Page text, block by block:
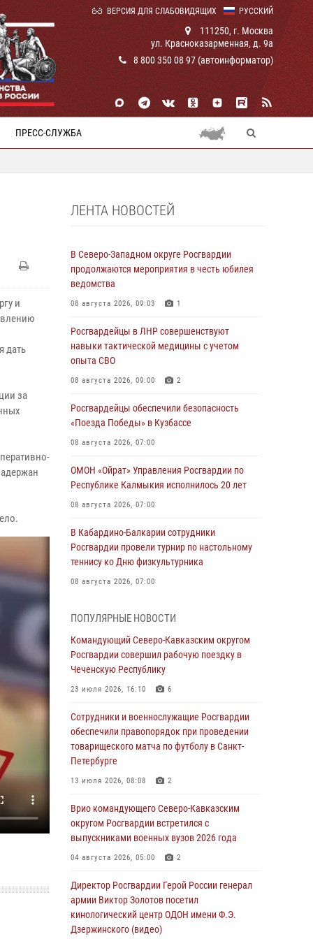
РУССКИЙ
ВЕРСИЯ ДЛЯ СЛАБОВИДЯЩИХ
111250, г. Москва
ул. Красноказарменная, д. 9а
8 800 350 08 97 (автоинформатор)
ПРЕСС-СЛУЖБА
и
дать
за
ЛЕНТА НОВОСТЕЙ
В Северо-Западном округе Росгвардии
продолжаются мероприятия в честь юбилея
ведомства
08 августа 2026, 09:03 1
Росгвардейцы в ЛНР совершенствуют
навыки тактической медицины с учетом
опыта СВО
08 августа 2026, 09:00 2
Росгвардейцы обеспечили безопасность
«Поезда Победы» в Кузбассе
08 августа 2026, 07:00
ОМОН «Ойрат» Управления Росгвардии по
Республике Калмыкия исполнилось 20 лет
08 августа 2026, 07:00
В Кабардино-Балкарии сотрудники
Росгвардии провели турнир по настольному
теннису ко Дню физкультурника
08 августа 2026, 07:00
Росгвардии встретились с участником
патриотического проекта «Дорогой
Ломоносова — дорогой к Победе в СВО»
(видео)
08 августа 2026, 07:00
В Москве росгвардейцы оказали помощь
медикам и девушке с ограниченными
возможностями здоровья (видео)
08 августа 2026, 06:32
память товарища на тактическом турнире
(видео)
08 августа 2026, 06:15 9 1
Росгвардии отметили турнирами, мастер-
классами и легкоатлетическими забегами
08 августа 2026, 06:03 9
ПОПУЛЯРНЫЕ НОВОСТИ
Командующий Северо-Кавказским округом
Росгвардии совершил рабочую поездку в
Чеченскую Республику
23 июля 2026, 16:10 6
Сотрудники и военнослужащие Росгвардии
обеспечили правопорядок при проведении
товарищеского матча по футболу в Санкт-
Петербурге
13 июля 2026, 08:08 2
Врио командующего Северо-Кавказским
округом Росгвардии встретился с
выпускниками военных вузов 2026 года
04 августа 2026, 05:00 2
Директор Росгвардии Герой России генерал
армии Виктор Золотов посетил
кинологический центр ОДОН имени Ф.Э.
Дзержинского (видео)